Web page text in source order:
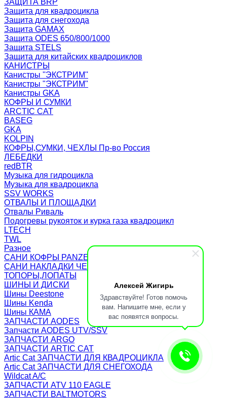
Алексей Жигирь
Здравствуйте! Готов помочь
вам. Напишите мне, если у
вас появятся вопросы.
ЗАЩИТА BRP
Защита для квадроцикла
Защита для снегохода
Защита GAMAX
Защита ODES 650/800/1000
Защита STELS
Защита для китайских квадроциклов
КАНИСТРЫ
Канистры ''ЭКСТРИМ''
Канистры "ЭКСТРИМ"
Канистры GKA
КОФРЫ И СУМКИ
ARCTIC CAT
BASEG
GKA
KOLPIN
КОФРЫ,СУМКИ, ЧЕХЛЫ Пр-во Россия
ЛЕБЕДКИ
redBTR
Музыка для гидроцикла
Музыка для квадроцикла
SSV WORKS
ОТВАЛЫ И ПЛОЩАДКИ
Отвалы Риваль
Подогревы рукояток и курка газа квадроцикл
LTECH
TWL
Разное
САНИ КОФРЫ PANZERBOX
САНИ НАКЛАДКИ ЧЕХЛЫ Бьюско
ТОПОРЫ,ЛОПАТЫ
ШИНЫ И ДИСКИ
Шины Deestone
Шины Kenda
Шины КАМА
ЗАПЧАСТИ AODES
Запчасти AODES UTV/SSV
ЗАПЧАСТИ ARGO
ЗАПЧАСТИ ARTIC CAT
Artic Cat ЗАПЧАСТИ ДЛЯ КВАДРОЦИКЛА
Artic Cat ЗАПЧАСТИ ДЛЯ СНЕГОХОДА
Wildcat A/C
ЗАПЧАСТИ ATV 110 EAGLE
ЗАПЧАСТИ BALTMOTORS